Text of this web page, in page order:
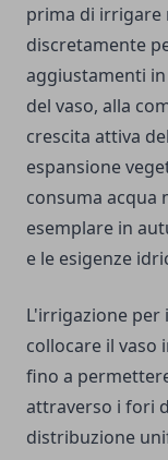
prima di irrigare
discretamente
aggiustamenti
del vaso, alla
crescita attiva
espansione
consuma acqua
esemplare in
e le esigenze
L'irrigazione per
collocare il vaso
fino a
attraverso i fori
distribuzione